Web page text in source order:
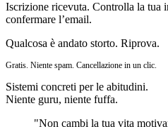
Iscrizione ricevuta. Controlla la tua
confermare l’email.
Qualcosa è andato storto. Riprova.
Gratis. Niente spam. Cancellazione in un clic.
Sistemi concreti per le abitudini.
Niente guru, niente fuffa.
"Non cambi la tua vita